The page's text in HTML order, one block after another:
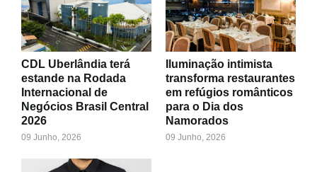
CDL Uberlândia terá
estande na Rodada
Internacional de
Negócios Brasil Central
2026
09 Junho, 2026
Iluminação intimista
transforma restaurantes
em refúgios românticos
para o Dia dos
Namorados
09 Junho, 2026